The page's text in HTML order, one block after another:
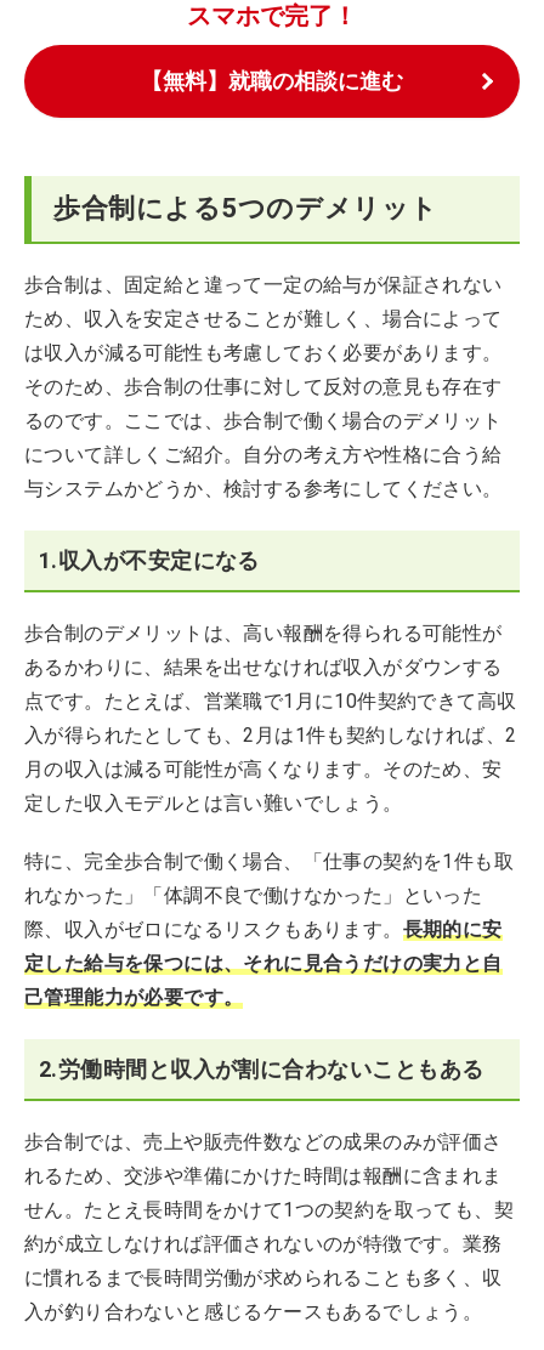
スマホで完了！
【無料】就職の相談に進む
歩合制による5つのデメリット
歩合制は、固定給と違って一定の給与が保証されない
ため、収入を安定させることが難しく、場合によって
は収入が減る可能性も考慮しておく必要があります。
そのため、歩合制の仕事に対して反対の意見も存在す
るのです。ここでは、歩合制で働く場合のデメリット
について詳しくご紹介。自分の考え方や性格に合う給
与システムかどうか、検討する参考にしてください。
1.収入が不安定になる
歩合制のデメリットは、高い報酬を得られる可能性が
あるかわりに、結果を出せなければ収入がダウンする
点です。たとえば、営業職で1月に10件契約できて高収
入が得られたとしても、2月は1件も契約しなければ、2
月の収入は減る可能性が高くなります。そのため、安
定した収入モデルとは言い難いでしょう。
特に、完全歩合制で働く場合、「仕事の契約を1件も取
れなかった」「体調不良で働けなかった」といった
際、収入がゼロになるリスクもあります。 長期的に安
定した給与を保つには、それに見合うだけの実力と自
己管理能力が必要です。
2.労働時間と収入が割に合わないこともある
歩合制では、売上や販売件数などの成果のみが評価さ
れるため、交渉や準備にかけた時間は報酬に含まれま
せん。たとえ長時間をかけて1つの契約を取っても、契
約が成立しなければ評価されないのが特徴です。業務
に慣れるまで長時間労働が求められることも多く、収
入が釣り合わないと感じるケースもあるでしょう。